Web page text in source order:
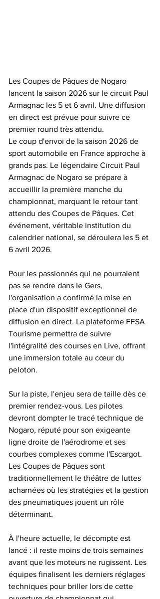
Les Coupes de Pâques de Nogaro
lancent la saison 2026 sur le circuit Paul
Armagnac les 5 et 6 avril. Une diffusion
en direct est prévue pour suivre ce
premier round très attendu.
Le coup d'envoi de la saison 2026 de
sport automobile en France approche à
grands pas. Le légendaire Circuit Paul
Armagnac de Nogaro se prépare à
accueillir la première manche du
championnat, marquant le retour tant
attendu des Coupes de Pâques. Cet
événement, véritable institution du
calendrier national, se déroulera les 5 et
6 avril 2026.
Pour les passionnés qui ne pourraient
pas se rendre dans le Gers,
l'organisation a confirmé la mise en
place d'un dispositif exceptionnel de
diffusion en direct. La plateforme FFSA
Tourisme permettra de suivre
l'intégralité des courses en Live, offrant
une immersion totale au cœur du
peloton.
Sur la piste, l'enjeu sera de taille dès ce
premier rendez-vous. Les pilotes
devront dompter le tracé technique de
Nogaro, réputé pour son exigeante
ligne droite de l'aérodrome et ses
courbes complexes comme l'Escargot.
Les Coupes de Pâques sont
traditionnellement le théâtre de luttes
acharnées où les stratégies et la gestion
des pneumatiques jouent un rôle
déterminant.
À l'heure actuelle, le décompte est
lancé : il reste moins de trois semaines
avant que les moteurs ne rugissent. Les
équipes finalisent les derniers réglages
techniques pour briller lors de cette